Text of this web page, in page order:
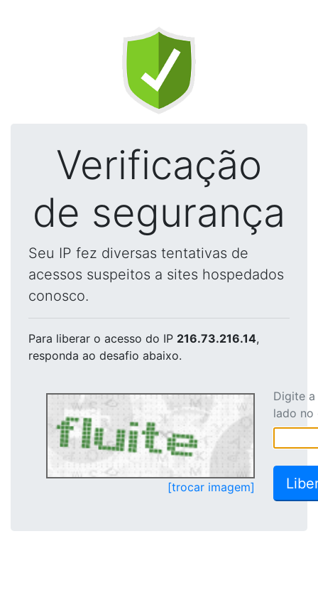
Verificação
de segurança
Seu IP fez diversas tentativas de
acessos suspeitos a sites hospedados
conosco.
Para liberar o acesso do IP 216.73.216.14,
responda ao desafio abaixo.
[trocar imagem]
Digite
lado no